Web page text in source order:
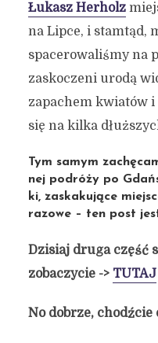
Łukasz Herholz
na Lipce, i stamtąd,
spacerowaliśmy na
zaskoczeni urodą
zapachem kwiatów
się na kilka
Tym samym
nej podróży po
ki, zaskakujące
razowe – ten post
Dzisiaj druga część
zobaczycie -> TUTAJ
No dobrze,